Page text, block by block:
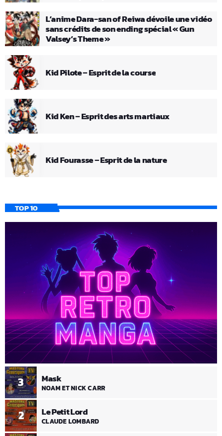
L’anime Dara-san of Reiwa dévoile une vidéo
sans crédits de son ending spécial « Gun
Valsey’s Theme »
Kid Pilote – Esprit de la course
Kid Ken – Esprit des arts martiaux
Kid Fourasse – Esprit de la nature
TOP 10
2 Le Petit Lord
CLAUDE LOMBARD
3 Mask
NOAM ET NICK CARR